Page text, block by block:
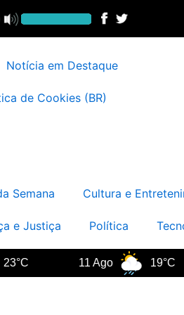
Notícia em Destaque
de Cookies (BR)
Semana Cultura e
e Justiça Política
11 Ago 19°C